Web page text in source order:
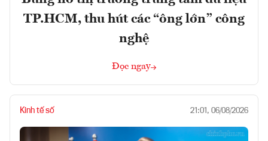
TP.HCM, thu hút các “ông lớn” công
nghệ
Đọc ngay
Kinh tế số 21:01, 06/08/2026